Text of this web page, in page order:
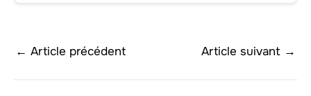
← Article précédent Article suivant →